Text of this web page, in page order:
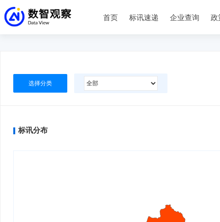
首页 标讯速递 企业查询 政
选择分类
标讯分布